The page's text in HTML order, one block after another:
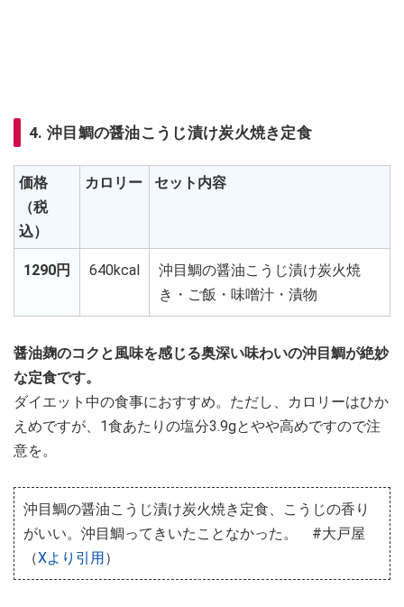
4. 沖目鯛の醤油こうじ漬け炭火焼き定食
価格
（税
込）
カロリー セット内容
1290円 640kcal
沖目鯛の醤油こうじ漬け炭火焼
き・ご飯・味噌汁・漬物
醤油麹のコクと風味を感じる奥深い味わいの沖目鯛が絶妙
な定食です。
ダイエット中の食事におすすめ。ただし、カロリーはひか
えめですが、1食あたりの塩分3.9gとやや高めですので注
意を。
沖目鯛の醤油こうじ漬け炭火焼き定食、こうじの香り
がいい。沖目鯛ってきいたことなかった。 #大戸屋
（Xより引用）